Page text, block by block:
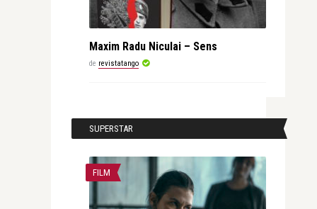
Maxim Radu Niculai – Sens
de revistatango
SUPERSTAR
FILM